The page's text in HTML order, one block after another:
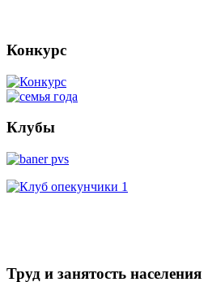
Конкурс
Клубы
Труд и занятость населения